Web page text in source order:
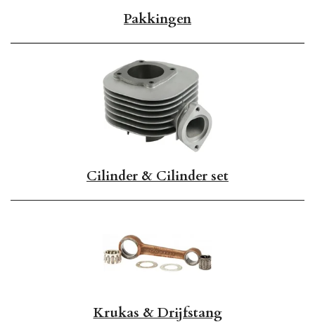
Pakkingen
Cilinder & Cilinder set
Krukas & Drijfstang